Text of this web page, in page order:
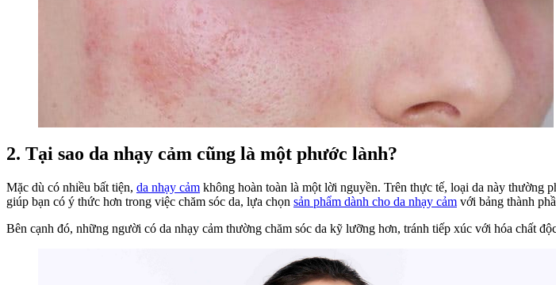
2. Tại sao da nhạy cảm cũng là một phước lành?
Mặc dù có nhiều bất tiện, da nhạy cảm không hoàn toàn là một lời nguyền. Trên thực tế, loại da này thường
giúp bạn có ý thức hơn trong việc chăm sóc da, lựa chọn sản phẩm dành cho da nhạy cảm với bảng thành
Bên cạnh đó, những người có da nhạy cảm thường chăm sóc da kỹ lưỡng hơn, tránh tiếp xúc với hóa chất